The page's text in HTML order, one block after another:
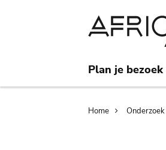
Plan je bezoek
Home Onderzoek